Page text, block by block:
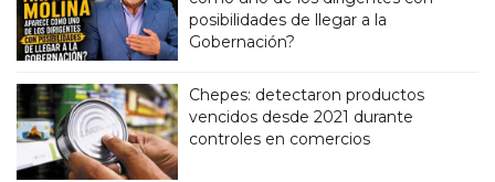
posibilidades de llegar a la
Gobernación?
Chepes: detectaron productos
vencidos desde 2021 durante
controles en comercios